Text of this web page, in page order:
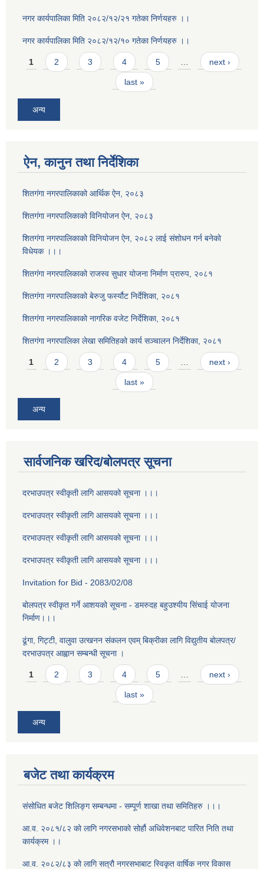
नगर कार्यपालिका मिति २०८२/१२/२१ गतेका निर्णयहरु ।।
नगर कार्यपालिका मिति २०८२/१२/१० गतेका निर्णयहरु ।।
Pages
1 2 3 4 5 … next ›
last »
अन्य
ऐन, कानुन तथा निर्देशिका
शितगंगा नगरपालिकाको आर्थिक ऐन, २०८३
शितगंगा नगरपालिकाको विनियोजन ऐन, २०८३
शितगंगा नगरपालिकाको विनियोजन ऐन, २०८२ लाई संशोधन गर्न बनेको
विधेयक ।।।
शितगंगा नगरपालिकाको राजस्व सुधार योजना निर्माण प्रारुप, २०८१
शितगंगा नगरपालिकाको बेरुजु फर्स्यौट निर्देशिका, २०८१
शितगंगा नगरपालिकाको नागरिक वजेट निर्देशिका, २०८१
शितगंगा नगरपालिका लेखा समितिहको कार्य सञ्चालन निर्देशिका, २०८१
Pages
1 2 3 4 5 next ›
last »
अन्य
सार्वजनिक खरिद/बोलपत्र सूचना
दरभाउपत्र स्वीकृती लागि आसयको सूचना ।।।
दरभाउपत्र स्वीकृती लागि आसयको सूचना ।।।
दरभाउपत्र स्वीकृती लागि आसयको सूचना ।।।
दरभाउपत्र स्वीकृती लागि आसयको सूचना ।।।
Invitation for Bid - 2083/02/08
बोलपत्र स्वीकृत गर्ने आशयको सूचना - डमरुदह बहुउश्यीय सिंचाई योजना
निर्माण।।।
ढूंगा, गिट्टी, वालुवा उत्खनन संकलन एवम् बिक्रीका लागि विद्युतीय बोलपत्र/
दरभाउपत्र आह्वान सम्बन्धी सूचना ।
Pages
1 2 3 4 5 … next ›
last »
अन्य
बजेट तथा कार्यक्रम
संसोधित बजेट शिलिङ्ग सम्बन्धमा - सम्पूर्ण शाखा तथा समितिहरु ।।।
आ.व. २०८१/८२ को लागि नगरसभाको सोर्हौ अधिवेशनबाट पारित निति तथा
कार्यक्रम ।।
आ.व. २०८२/८३ को लागि सत्रौ नगरसभाबाट स्विकृत वार्षिक नगर विकास